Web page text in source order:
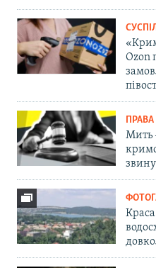
Ozon
Мить